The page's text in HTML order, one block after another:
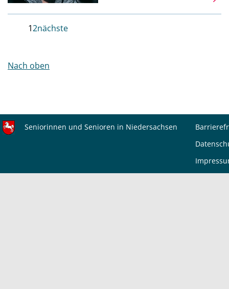
12nächste
Nach oben
Seniorinnen und Senioren in Niedersachsen